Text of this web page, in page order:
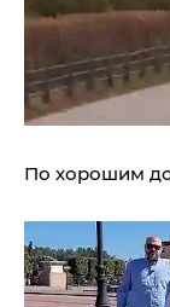
По хорошим